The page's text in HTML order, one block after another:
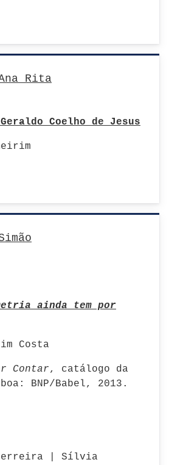
Rita
Coelho de Jesus
ainda tem por
Costa
Contar, catálogo da
BNP/Babel, 2013.
| Sílvia